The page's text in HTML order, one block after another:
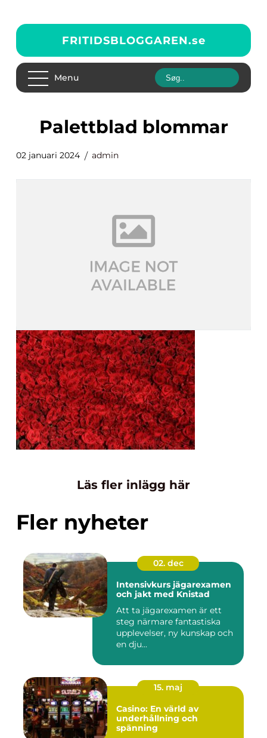
FRITIDSBLOGGAREN.se
Menu
palettblad blommar
02 januari 2024 admin
Läs fler inlägg här
Fler nyheter
02. dec
Intensivkurs jägarexamen
och jakt med Knistad
Att ta jägarexamen är ett
steg närmare fantastiska
upplevelser, ny kunskap och
en dju...
15. maj
Casino: En värld av
underhållning och
spänning